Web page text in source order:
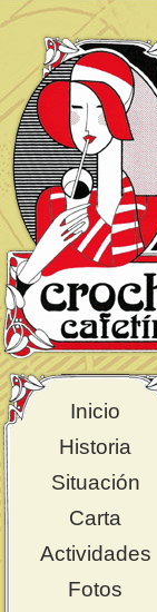
Inicio
Historia
Situación
Carta
Actividades
Fotos